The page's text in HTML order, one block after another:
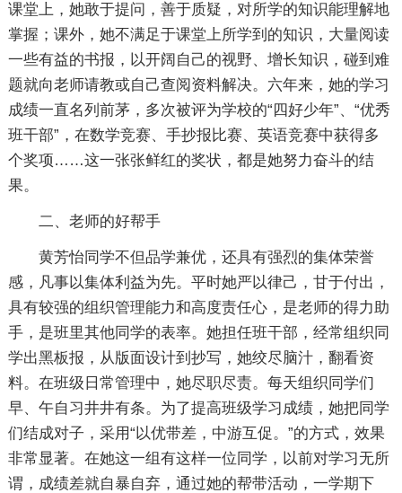
课堂上，她敢于提问，善于质疑，对所学的知识能理解地
掌握；课外，她不满足于课堂上所学到的知识，大量阅读
一些有益的书报，以开阔自己的视野、增长知识，碰到难
题就向老师请教或自己查阅资料解决。六年来，她的学习
成绩一直名列前茅，多次被评为学校的“四好少年”、“优秀
班干部”，在数学竞赛、手抄报比赛、英语竞赛中获得多
个奖项……这一张张鲜红的奖状，都是她努力奋斗的结
果。
二、老师的好帮手
黄芳怡同学不但品学兼优，还具有强烈的集体荣誉
感，凡事以集体利益为先。平时她严以律己，甘于付出，
具有较强的组织管理能力和高度责任心，是老师的得力助
手，是班里其他同学的表率。她担任班干部，经常组织同
学出黑板报，从版面设计到抄写，她绞尽脑汁，翻看资
料。在班级日常管理中，她尽职尽责。每天组织同学们
早、午自习井井有条。为了提高班级学习成绩，她把同学
们结成对子，采用“以优带差，中游互促。”的方式，效果
非常显著。在她这一组有这样一位同学，以前对学习无所
谓，成绩差就自暴自弃，通过她的帮带活动，一学期下